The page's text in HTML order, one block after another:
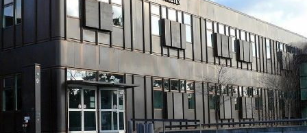
14:45 | Lisa Memmeler (Freie Universität Berlin):Räumliche
Ordnung und ‚orientalisches Sehen‘ in Walter Benjamins „Zwei
Gedichte von Friedrich Hölderlin“
16:00 | Anne Eusterschulte (Freie Universität Berlin / EXC
2020):
Exkurs über die Place du Maroc
Further Information
For further information and registration please
contact:
ra3@temporal-communities.de